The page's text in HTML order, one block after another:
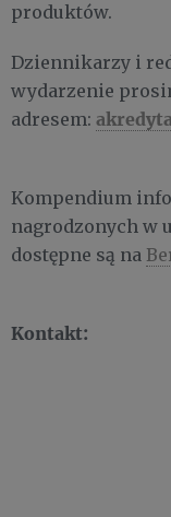
produktów.
Dziennikarzy i
wydarzenie
adresem:
Kompendium
nagrodzonych w
dostępne są na
Kontakt: